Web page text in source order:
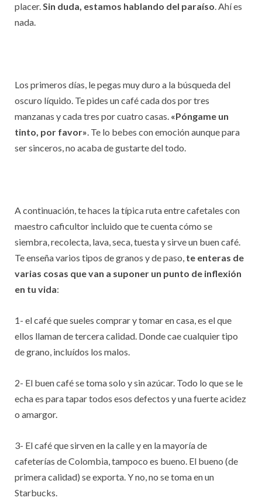
placer.Sin duda, estamos hablando del paraíso. Ahí es
nada.
Los primeros días, le pegas muy duro a la búsqueda del
oscuro líquido. Te pides un café cada dos por tres
manzanas y cada tres por cuatro casas. «Póngame un
tinto, por favor». Te lo bebes con emoción aunque para
ser sinceros, no acaba de gustarte del todo.
A continuación, te haces la típica ruta entre cafetales con
maestro caficultor incluido que te cuenta cómo se
siembra, recolecta, lava, seca, tuesta y sirve un buen café.
Te enseña varios tipos de granos y de paso, te enteras de
varias cosas que van a suponer un punto de inflexión
en tu vida:
1- el café que sueles comprar y tomar en casa, es el que
ellos llaman de tercera calidad. Donde cae cualquier tipo
de grano, incluídos los malos.
2- El buen café se toma solo y sin azúcar. Todo lo que se le
echa es para tapar todos esos defectos y una fuerte acidez
o amargor.
3- El café que sirven en la calle y en la mayoría de
cafeterías de Colombia, tampoco es bueno. El bueno (de
primera calidad) se exporta. Y no, no se toma en un
Starbucks.